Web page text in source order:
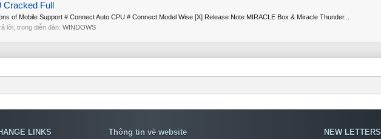
Full
of Mobile Support # Connect Auto CPU # Connect Model Wise [X] Release Note MIRACLE Box & Miracle Thunder...
lời, trong diễn đàn: WINDOWS
LINKS Thông tin về website NEW LETTERS